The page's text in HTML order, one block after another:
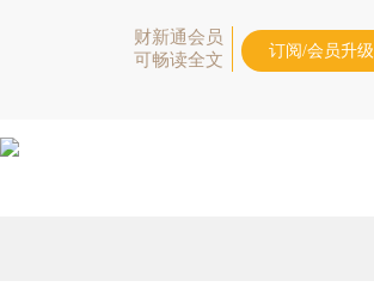
财新通会员
可畅读全文
订阅/会员升级